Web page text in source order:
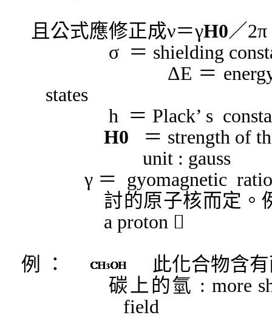
且公式應修正成ν＝γH0／2π
σ ＝ shielding
ΔΕ ＝
states
h ＝ Plack’ s
H0
＝ strength of
unit : gauss
γ ＝
gyomagnetic
討的原子核而定。
a proton 
例
：
此化合物含
碳上的氫 : more
field